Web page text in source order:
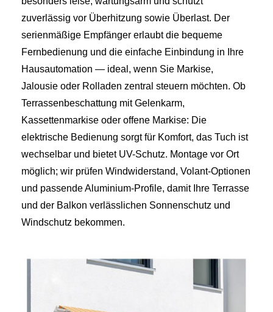
zuverlässig vor Überhitzung sowie Überlast. Der
serienmäßige Empfänger erlaubt die bequeme
Fernbedienung und die einfache Einbindung in Ihre
Hausautomation — ideal, wenn Sie Markise,
Jalousie oder Rolladen zentral steuern möchten. Ob
Terrassenbeschattung mit Gelenkarm,
Kassettenmarkise oder offene Markise: Die
elektrische Bedienung sorgt für Komfort, das Tuch ist
wechselbar und bietet UV-Schutz. Montage vor Ort
möglich; wir prüfen Windwiderstand, Volant-Optionen
und passende Aluminium-Profile, damit Ihre Terrasse
und der Balkon verlässlichen Sonnenschutz und
Windschutz bekommen.